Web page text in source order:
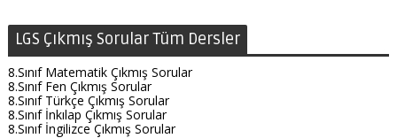
LGS Çıkmış Sorular Tüm Dersler
8.Sınıf Matematik Çıkmış Sorular
8.Sınıf Fen Çıkmış Sorular
8.Sınıf Türkçe Çıkmış Sorular
8.Sınıf İnkılap Çıkmış Sorular
8.Sınıf İngilizce Çıkmış Sorular